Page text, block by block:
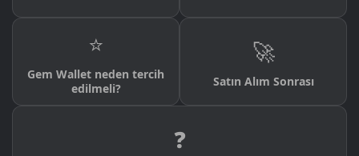
⭐
Gem Wallet neden tercih
edilmeli?
🚀
Satın Alım Sonrası
❓